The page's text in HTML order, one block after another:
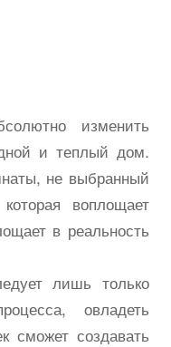
изменить
и теплый дом.
не выбранный
воплощает
в реальность
лишь только
овладеть
сможет создавать